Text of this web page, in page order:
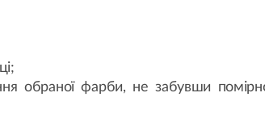
обраної фарби, не забувши